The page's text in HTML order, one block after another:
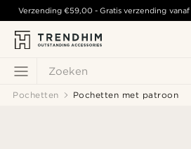
Zoeken
Verzending€59,00 - Gratis verzending vanaf
Pochetten Pochetten met patroon